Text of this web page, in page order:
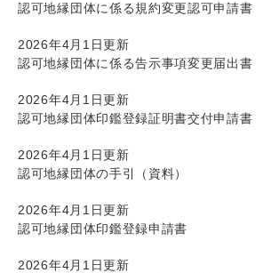
認可地縁団体に係る規約変更認可申請書
2026年4月1日更新
認可地縁団体に係る告示事項変更届出書
2026年4月1日更新
認可地縁団体印鑑登録証明書交付申請書
2026年4月1日更新
認可地縁団体の手引（資料）
2026年4月1日更新
認可地縁団体印鑑登録申請書
2026年4月1日更新